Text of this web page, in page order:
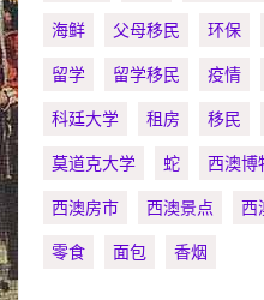
海鲜
父母移民 环保
留学
留学移民 疫情
科廷大学
租房 移民
莫道克大学
蛇 西澳博
西澳房市
西澳景点 西
零食
面包 香烟